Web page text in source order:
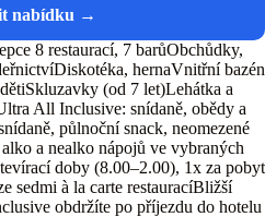
8 restaurací, 7 barůObchůdky,
hernaVnitřní bazén
(od 7 let)Lehátka a
All Inclusive: snídaně, obědy a
půlnoční snack, neomezené
a nealko nápojů ve vybraných
doby (8.00–2.00), 1x za pobyt
sedmi à la carte restauracíBližší
obdržíte po příjezdu do hotelu